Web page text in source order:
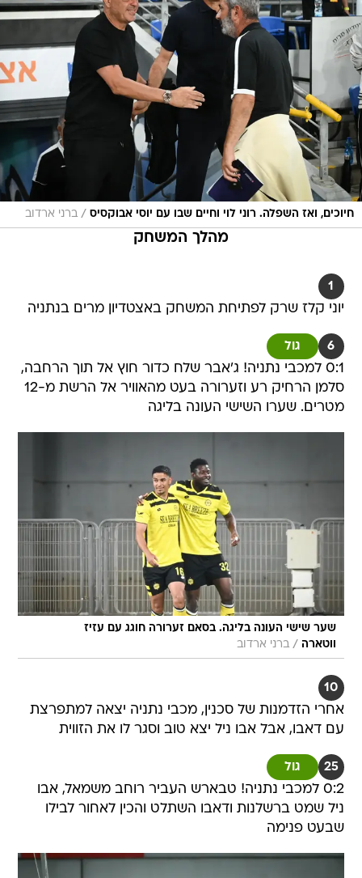
חיוכים, ואז השפלה. רוני לוי וחיים שבו עם יוסי אבוקסיס / ברני ארדוב
מהלך המשחק
1
יוני קלז שרק לפתיחת המשחק באצטדיון מרים בנתניה
6 גול
0:1 למכבי נתניה! ג'אבר שלח כדור חוץ אל תוך הרחבה,
סלמן הרחיק רע וזערורה בעט מהאוויר אל הרשת מ-12
מטרים. שערו השישי העונה בליגה
שער שישי העונה בליגה. בסאם זערורה חוגג עם עזיז
ווטארה / ברני ארדוב
10
אחרי הזדמנות של סכנין, מכבי נתניה יצאה למתפרצת
עם דאבו, אבל אבו ניל יצא טוב וסגר לו את הזווית
25 גול
0:2 למכבי נתניה! טבארש העביר רוחב משמאל, אבו
ניל שמט ברשלנות ודאבו השתלט והכין לאחור לבילו
שבעט פנימה